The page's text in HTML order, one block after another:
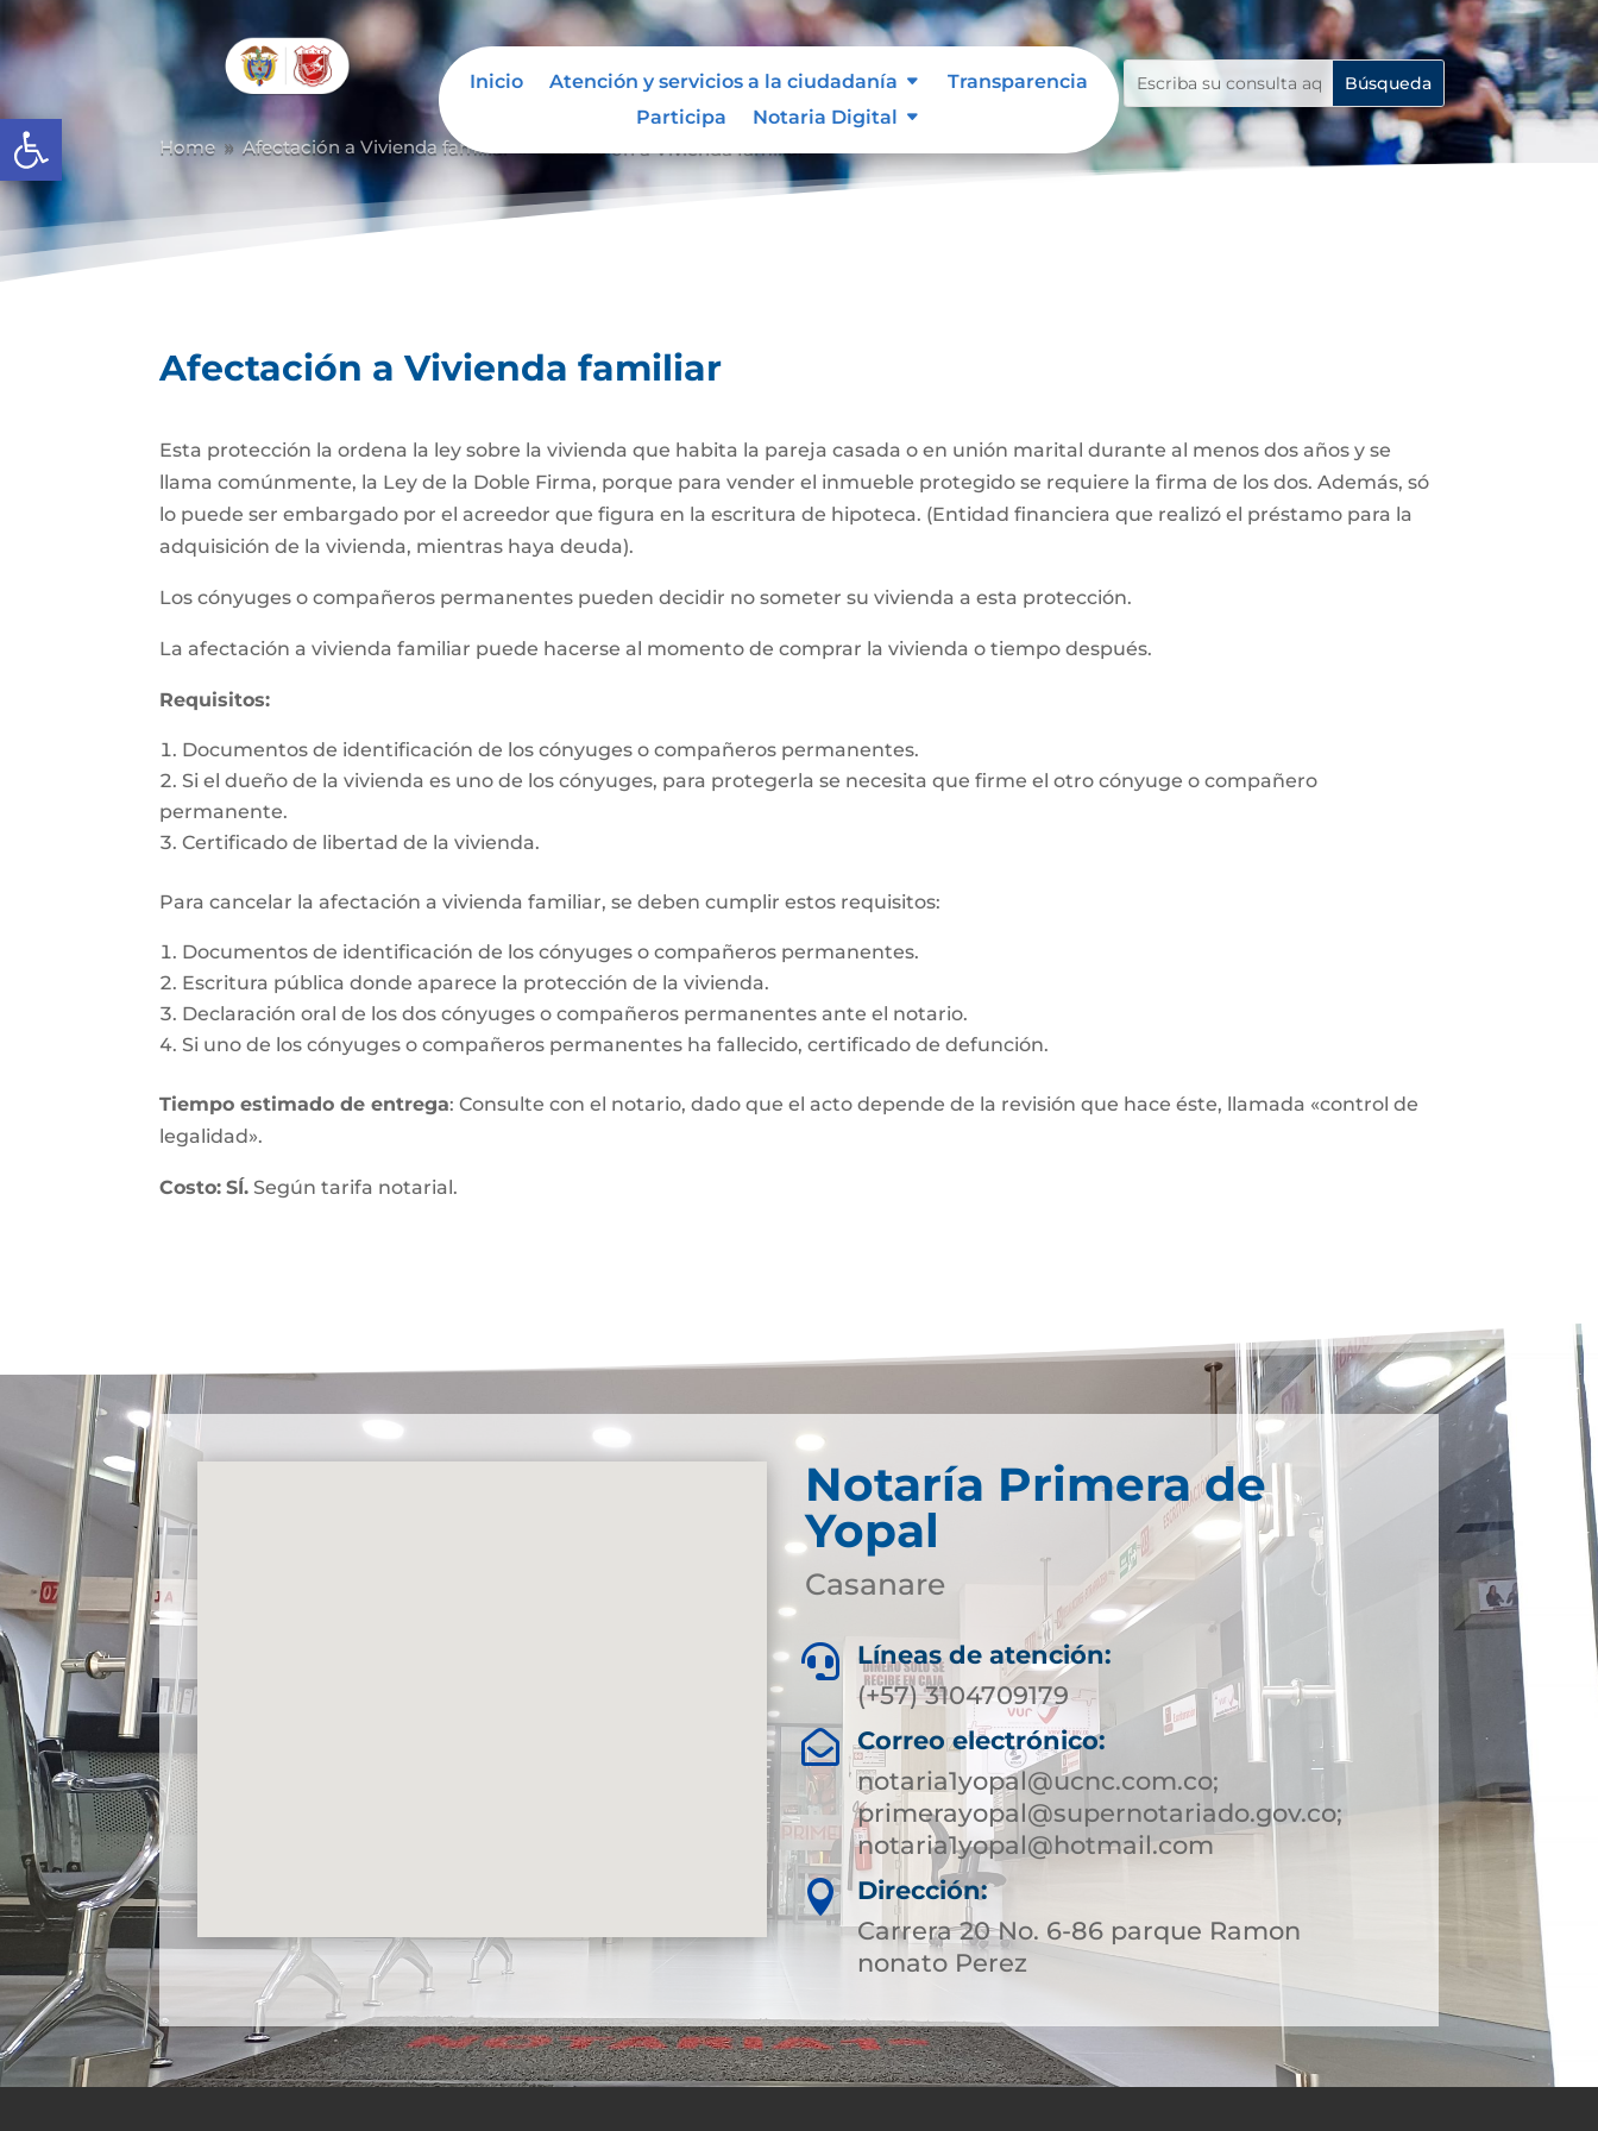
Abrir barra de herramientas
Inicio Atención y servicios a la ciudadanía
Transparencia
Participa
Notaria Digital
Home 9 Afectación a Vivienda familiar
Afectación a Vivienda familiar
Esta protección la ordena la ley sobre la vivienda que habita la pareja casada o en unión marital durante al menos dos años y se
llama comúnmente, la Ley de la Doble Firma, porque para vender el inmueble protegido se requiere la firma de los dos. Además, só
lo puede ser embargado por el acreedor que figura en la escritura de hipoteca. (Entidad financiera que realizó el préstamo para la
adquisición de la vivienda, mientras haya deuda).
Los cónyuges o compañeros permanentes pueden decidir no someter su vivienda a esta protección.
La afectación a vivienda familiar puede hacerse al momento de comprar la vivienda o tiempo después.
Requisitos:
Documentos de identificación de los cónyuges o compañeros permanentes.
Si el dueño de la vivienda es uno de los cónyuges, para protegerla se necesita que firme el otro cónyuge o compañero
permanente.
Certificado de libertad de la vivienda.
Para cancelar la afectación a vivienda familiar, se deben cumplir estos requisitos:
Documentos de identificación de los cónyuges o compañeros permanentes.
Escritura pública donde aparece la protección de la vivienda.
Declaración oral de los dos cónyuges o compañeros permanentes ante el notario.
Si uno de los cónyuges o compañeros permanentes ha fallecido, certificado de defunción.
Tiempo estimado de entrega: Consulte con el notario, dado que el acto depende de la revisión que hace éste, llamada «control de
legalidad».
Costo: SÍ. Según tarifa notarial.
Notaría Primera de
Yopal
Casanare

Líneas de atención:
(+57) 3104709179

Correo electrónico:
notaria1yopal@ucnc.com.co;
primerayopal@supernotariado.gov.co;
notaria1yopal@hotmail.com

Dirección:
Carrera 20 No. 6-86 parque Ramon
nonato Perez